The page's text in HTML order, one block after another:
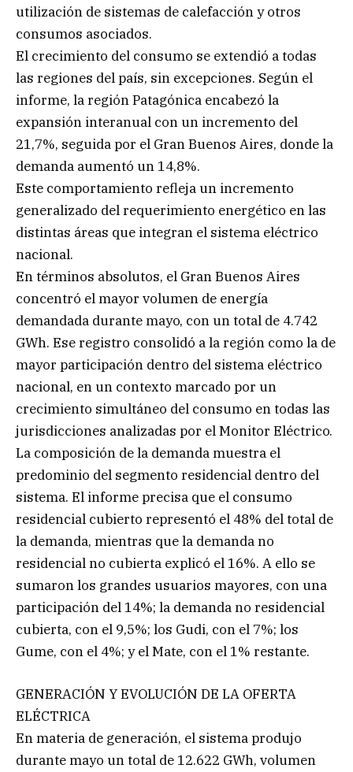
utilización de sistemas de calefacción y otros
consumos asociados.
El crecimiento del consumo se extendió a todas
las regiones del país, sin excepciones. Según el
informe, la región Patagónica encabezó la
expansión interanual con un incremento del
21,7%, seguida por el Gran Buenos Aires, donde la
demanda aumentó un 14,8%.
Este comportamiento refleja un incremento
generalizado del requerimiento energético en las
distintas áreas que integran el sistema eléctrico
nacional.
En términos absolutos, el Gran Buenos Aires
concentró el mayor volumen de energía
demandada durante mayo, con un total de 4.742
GWh. Ese registro consolidó a la región como la de
mayor participación dentro del sistema eléctrico
nacional, en un contexto marcado por un
crecimiento simultáneo del consumo en todas las
jurisdicciones analizadas por el Monitor Eléctrico.
La composición de la demanda muestra el
predominio del segmento residencial dentro del
sistema. El informe precisa que el consumo
residencial cubierto representó el 48% del total de
la demanda, mientras que la demanda no
residencial no cubierta explicó el 16%. A ello se
sumaron los grandes usuarios mayores, con una
participación del 14%; la demanda no residencial
cubierta, con el 9,5%; los Gudi, con el 7%; los
Gume, con el 4%; y el Mate, con el 1% restante.
GENERACIÓN Y EVOLUCIÓN DE LA OFERTA
ELÉCTRICA
En materia de generación, el sistema produjo
durante mayo un total de 12.622 GWh, volumen